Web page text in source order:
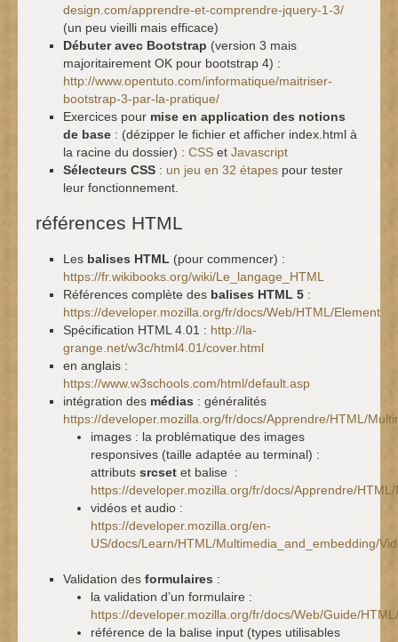
design.com/apprendre-et-comprendre-jquery-1-3/
(un peu vieilli mais efficace)
Débuter avec Bootstrap (version 3 mais
majoritairement OK pour bootstrap 4) :
http://www.opentuto.com/informatique/maitriser-
bootstrap-3-par-la-pratique/
Exercices pour mise en application des notions
de base : (dézipper le fichier et afficher index.html à
la racine du dossier) : CSS et Javascript
Sélecteurs CSS : un jeu en 32 étapes pour tester
leur fonctionnement.
références HTML
Les balises HTML (pour commencer) :
https://fr.wikibooks.org/wiki/Le_langage_HTML
Références complète des balises HTML 5 :
https://developer.mozilla.org/fr/docs/Web/HTML/Element
Spécification HTML 4.01 : http://la-
grange.net/w3c/html4.01/cover.html
en anglais :
https://www.w3schools.com/html/default.asp
intégration des médias : généralités
https://developer.mozilla.org/fr/docs/Apprendre/HTML/
images : la problématique des images
responsives (taille adaptée au terminal) :
attributs srcset et balise
:
https://developer.mozilla.org/fr/docs/Apprendre/
vidéos et audio :
https://developer.mozilla.org/en-
US/docs/Learn/HTML/Multimedia_and_embedding/
Validation des formulaires :
la validation d’un formulaire :
https://developer.mozilla.org/fr/docs/Web/Guide/
référence de la balise input (types utilisables